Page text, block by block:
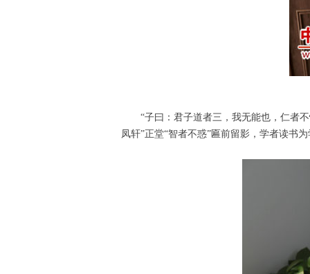
“子曰：君子道者三，我无能也，仁者
凤轩”正堂“智者不惑”匾前留影，学者读书